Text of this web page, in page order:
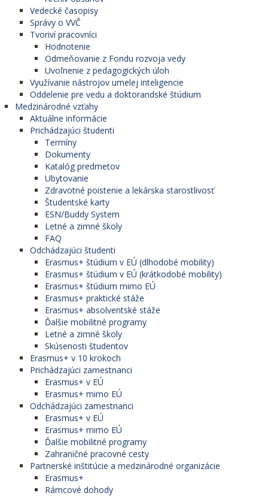
Vedecké časopisy
Správy o VVČ
Tvoriví pracovníci
Hodnotenie
Odmeňovanie z Fondu rozvoja vedy
Uvoľnenie z pedagogických úloh
Využívanie nástrojov umelej inteligencie
Oddelenie pre vedu a doktorandské štúdium
Medzinárodné vzťahy
Aktuálne informácie
Prichádzajúci študenti
Termíny
Dokumenty
Katalóg predmetov
Ubytovanie
Zdravotné poistenie a lekárska starostlivosť
Študentské karty
ESN/Buddy System
Letné a zimné školy
FAQ
Odchádzajúci študenti
Erasmus+ štúdium v EÚ (dlhodobé mobility)
Erasmus+ štúdium v EÚ (krátkodobé mobility)
Erasmus+ štúdium mimo EÚ
Erasmus+ praktické stáže
Erasmus+ absolventské stáže
Ďalšie mobilitné programy
Letné a zimné školy
Skúsenosti študentov
Erasmus+ v 10 krokoch
Prichádzajúci zamestnanci
Erasmus+ v EÚ
Erasmus+ mimo EÚ
Odchádzajúci zamestnanci
Erasmus+ v EÚ
Erasmus+ mimo EÚ
Ďalšie mobilitné programy
Zahraničné pracovné cesty
Partnerské inštitúcie a medzinárodné organizácie
Erasmus+
Rámcové dohody